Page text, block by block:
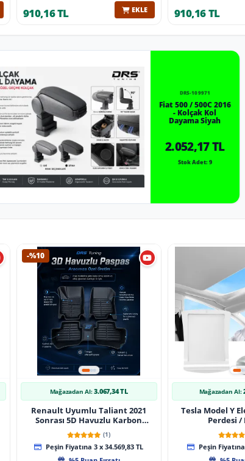
910,16 TL EKLE 910,16 TL
DRS-109971
Fiat 500 / 500C 2016
- Kolçak Kol
Dayama Siyah
2.052,17 TL
Stok Adet: 9
-%10
Mağazadan Al: 3.067,34 TL
Renault Uyumlu Taliant 2021
Sonrası 5D Havuzlu Karbon
Dizayn Paspas Seti
(1)
Peşin Fiyatına 3 x 34.569,83 TL
Mağazadan Al:
Tesla Model Y
Perdesi /
Peşin